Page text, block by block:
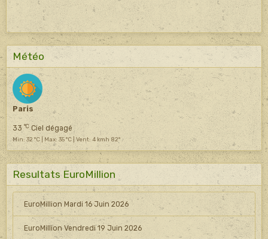
Météo
Paris
33 °CCiel dégagé
Min: 32 °C | Max: 35 °C | Vent: 4 kmh 82°
Resultats EuroMillion
EuroMillion Mardi 16 Juin 2026
EuroMillion Vendredi 19 Juin 2026